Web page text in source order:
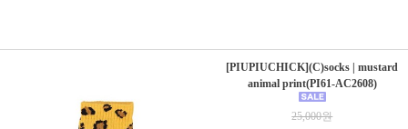
[PIUPIUCHICK](C)socks | mustard
animal print(PI61-AC2608)
25,000원